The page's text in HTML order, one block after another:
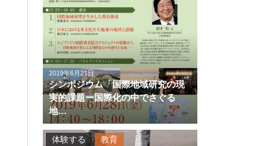
2019年6月21日
シンポジウム「国際地域研究の現
実的課題ー国際化の中でさぐる
地…
体験する 教育